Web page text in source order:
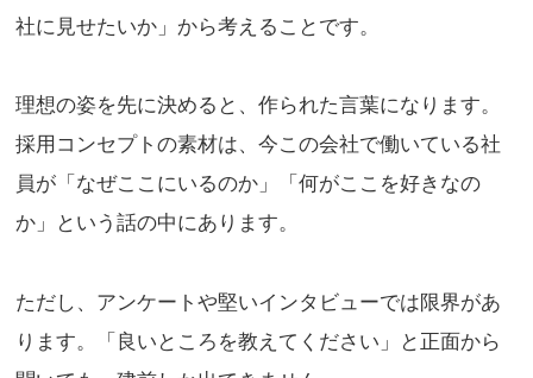
社に見せたいか」から考えることです。
理想の姿を先に決めると、作られた言葉になります。
採用コンセプトの素材は、今この会社で働いている社
員が「なぜここにいるのか」「何がここを好きなの
か」という話の中にあります。
ただし、アンケートや堅いインタビューでは限界があ
ります。「良いところを教えてください」と正面から